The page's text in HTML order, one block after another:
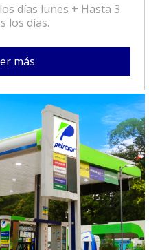
días lunes + Hasta 3
los días.
más